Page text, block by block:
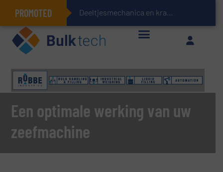
PROMOTED Deeltjesmechanica en krachtnetwerken in stortgoedere
Geïntegreerde doserings- en weegsystemen: Efficiëntie, kwaliteit en duurzaamheid in één oogopslag
Een optimale werking van uw
zeefmachine